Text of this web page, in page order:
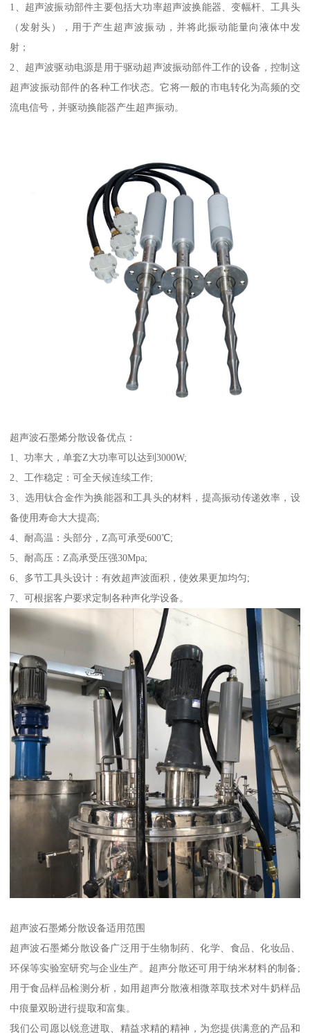
1、超声波振动部件主要包括大功率超声波换能器、变幅杆、工具头
（发射头），用于产生超声波振动，并将此振动能量向液体中发
射；
2、超声波驱动电源是用于驱动超声波振动部件工作的设备，控制这
超声波振动部件的各种工作状态。它将一般的市电转化为高频的交
流电信号，并驱动换能器产生超声振动。
超声波石墨烯分散设备优点：
1、功率大，单套Z大功率可以达到3000W;
2、工作稳定：可全天候连续工作;
3、选用钛合金作为换能器和工具头的材料，提高振动传递效率，设
备使用寿命大大提高;
4、耐高温：头部分，Z高可承受600℃;
5、耐高压：Z高承受压强30Mpa;
6、多节工具头设计：有效超声波面积，使效果更加均匀;
7、可根据客户要求定制各种声化学设备。
超声波石墨烯分散设备适用范围
超声波石墨烯分散设备广泛用于生物制药、化学、食品、化妆品、
环保等实验室研究与企业生产。超声分散还可用于纳米材料的制备;
用于食品样品检测分析，如用超声分散液相微萃取技术对牛奶样品
中痕量双盼进行提取和富集。
我们公司愿以锐意进取、精益求精的精神，为您提供满意的产品和